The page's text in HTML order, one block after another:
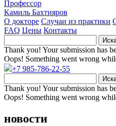
Профессор
Камиль Бахтияров
О докторе Случаи из практики
FAQ Цены Контакты
Thank you! Your submission has
Oops! Something went wrong
+7 985-786-22-55
Thank you! Your submission has
Oops! Something went wrong
новости